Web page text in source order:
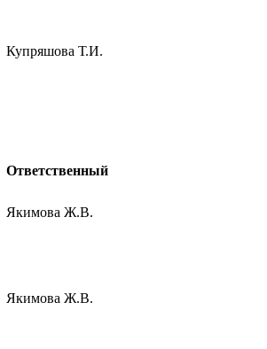
Купряшова Т.И.
Ответственный
Якимова Ж.В.
Якимова Ж.В.